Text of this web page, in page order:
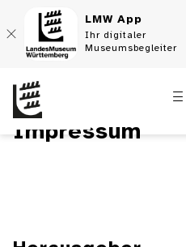
LMW App
Ihr digitaler
Museumsbegleiter
Impressum